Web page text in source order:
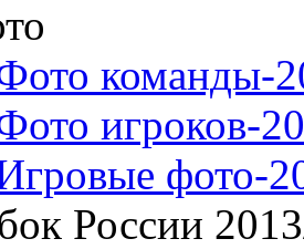
команды-
игроков-
фото-
России